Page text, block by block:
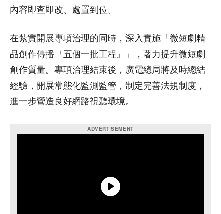
內容即查即改、處置到位。
在紮實開展專項治理的同時，深入實施「微短劇精
品創作傳播『五個一批工程』」，著力提升微短劇
創作質量。專項治理結束後，廣電總局將及時總結
經驗，開展常態化監測監管，制定完善法規制度，
進一步營造良好網路視聽環境。